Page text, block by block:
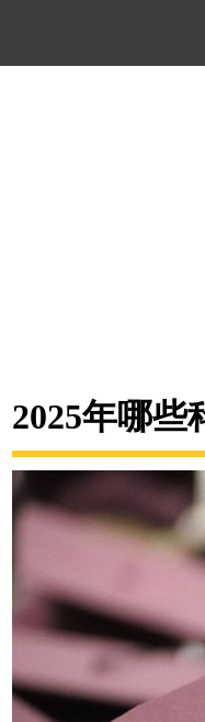
2025年哪些